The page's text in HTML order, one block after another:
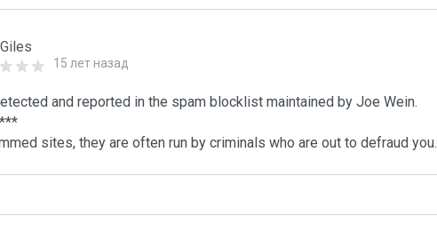
15 лет назад
and reported in the spam blocklist maintained by Joe Wein.
sites, they are often run by criminals who are out to defraud you.